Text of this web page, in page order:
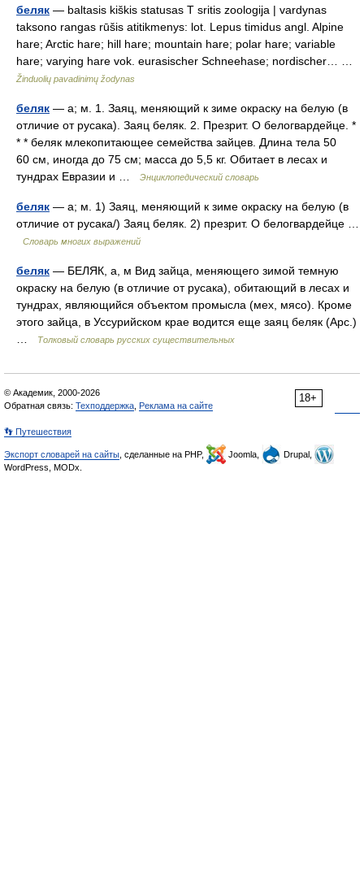
беляк — baltasis kiškis statusas T sritis zoologija | vardynas
taksono rangas rūšis atitikmenys: lot. Lepus timidus angl. Alpine
hare; Arctic hare; hill hare; mountain hare; polar hare; variable
hare; varying hare vok. eurasischer Schneehase; nordischer… …
Žinduolių pavadinimų žodynas
беляк — а; м. 1. Заяц, меняющий к зиме окраску на белую (в
отличие от русака). Заяц беляк. 2. Презрит. О белогвардейце. *
* * беляк млекопитающее семейства зайцев. Длина тела 50
60 см, иногда до 75 см; масса до 5,5 кг. Обитает в лесах и
тундрах Евразии и …
Энциклопедический словарь
беляк — а; м. 1) Заяц, меняющий к зиме окраску на белую (в
отличие от русака/) Заяц беляк. 2) презрит. О белогвардейце …
Словарь многих выражений
беляк — БЕЛЯК, а, м Вид зайца, меняющего зимой темную
окраску на белую (в отличие от русака), обитающий в лесах и
тундрах, являющийся объектом промысла (мех, мясо). Кроме
этого зайца, в Уссурийском крае водится еще заяц беляк (Арс.)
Толковый словарь русских существительных
18+
© Академик, 2000-2026
Обратная связь: Техподдержка Реклама на сайте
👣 Путешествия
Экспорт словарей на сайты , сделанные на PHP, Joomla,
Drupal,
WordPress, MODx.